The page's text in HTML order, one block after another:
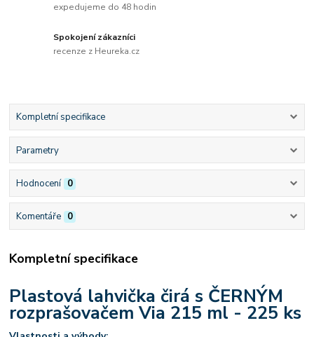
expedujeme do 48 hodin
Spokojení zákazníci
recenze z Heureka.cz
Kompletní specifikace
Parametry
Hodnocení 0
Komentáře 0
Kompletní specifikace
Plastová lahvička čirá s ČERNÝM
rozprašovačem Via 215 ml - 225 ks